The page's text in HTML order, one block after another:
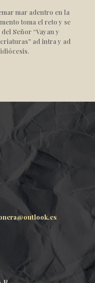
mar adentro en la
toma el reto y se
Señor “Vayan y
ad intra y ad